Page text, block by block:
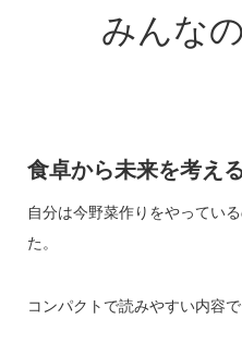
みんな
食卓から未来を考える
分かりやすい。イラストもかわ